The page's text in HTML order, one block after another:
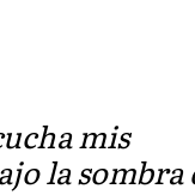
mis
la sombra